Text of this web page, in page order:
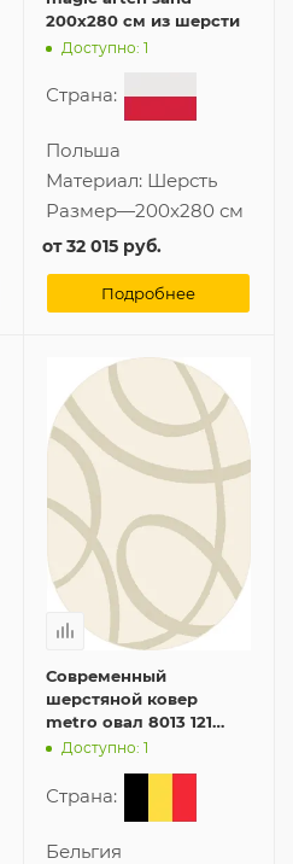
200x280 см из шерсти
Доступно: 1
Страна:
Польша
Материал: Шерсть
Размер—200x280 см
от32 015 руб.
Подробнее
Современный
шерстяной ковер
metro овал 8013 121
200x290 см
Доступно: 1
Страна:
Бельгия